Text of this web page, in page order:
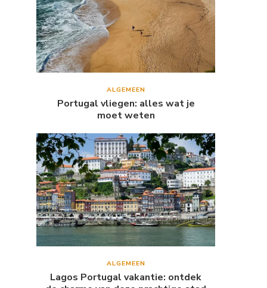
ALGEMEEN
Portugal vliegen: alles wat je
moet weten
ALGEMEEN
Lagos Portugal vakantie: ontdek